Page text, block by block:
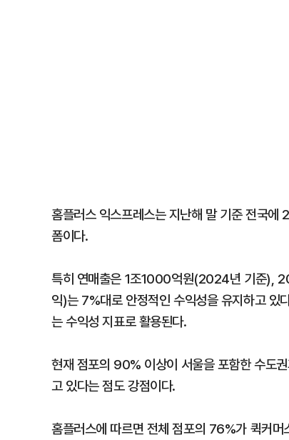
홈플러스 익스프레스는 지난해 말 기준 전국에
폼이다.
특히 연매출은 1조1000억원(2024년 기준),
익)는 7%대로 안정적인 수익성을 유지하고 있
는 수익성 지표로 활용된다.
현재 점포의 90% 이상이 서울을 포함한 수도
고 있다는 점도 강점이다.
홈플러스에 따르면 전체 점포의 76%가 퀵커